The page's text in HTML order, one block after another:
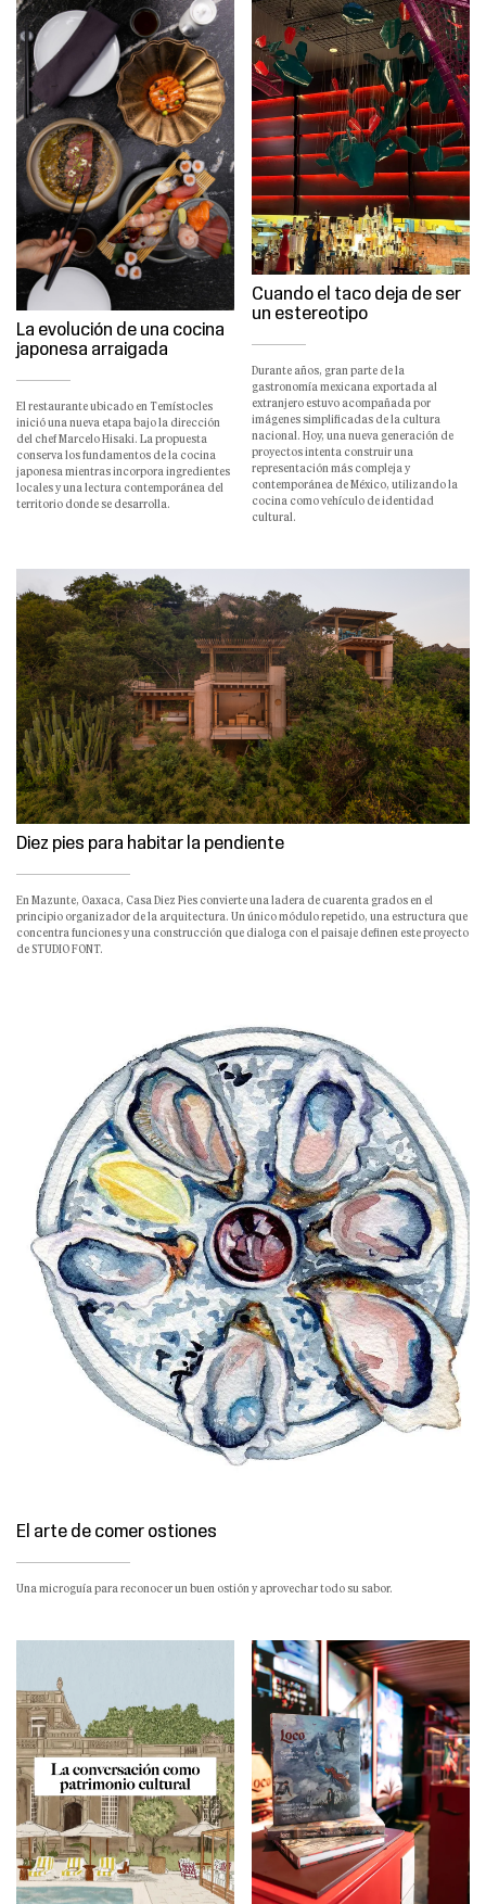
La evolución de una cocina
japonesa arraigada
El restaurante ubicado en Temístocles
inició una nueva etapa bajo la dirección
del chef Marcelo Hisaki. La propuesta
conserva los fundamentos de la cocina
japonesa mientras incorpora ingredientes
locales y una lectura contemporánea del
territorio donde se desarrolla.
Cuando el taco deja de ser
un estereotipo
Durante años, gran parte de la
gastronomía mexicana exportada al
extranjero estuvo acompañada por
imágenes simplificadas de la cultura
nacional. Hoy, una nueva generación de
proyectos intenta construir una
representación más compleja y
contemporánea de México, utilizando la
cocina como vehículo de identidad
cultural.
Diez pies para habitar la pendiente
En Mazunte, Oaxaca, Casa Diez Pies convierte una ladera de cuarenta grados en el
principio organizador de la arquitectura. Un único módulo repetido, una estructura que
concentra funciones y una construcción que dialoga con el paisaje definen este proyecto
de STUDIO FONT.
El arte de comer ostiones
Una microguía para reconocer un buen ostión y aprovechar todo su sabor.